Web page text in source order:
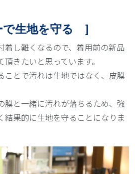
生地を守る ]
着し難くなるので、着用前の新品
きたいと思っています。
ことで汚れは生地ではなく、皮膜
膜と一緒に汚れが落ちるため、強
結果的に生地を守ることになりま